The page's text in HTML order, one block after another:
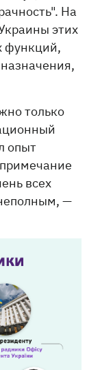
На
этих
функций,
только
опыт
всех
—